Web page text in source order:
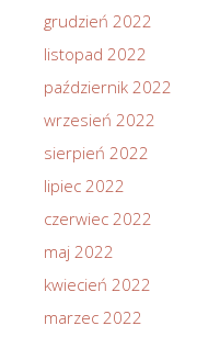
grudzień 2022
listopad 2022
październik 2022
wrzesień 2022
sierpień 2022
lipiec 2022
czerwiec 2022
maj 2022
kwiecień 2022
marzec 2022